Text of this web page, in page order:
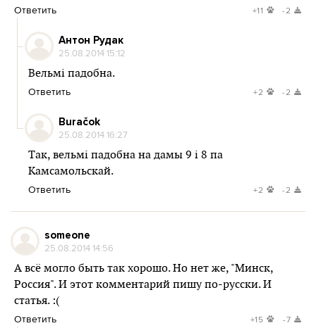
Ответить +11 -2
Антон Рудак
25.08.2014 15:12
Вельмі падобна.
Ответить +2 -2
Buračok
25.08.2014 16:27
Так, вельмі падобна на дамы 9 і 8 па
Камсамольскай.
Ответить +2 -2
someone
25.08.2014 14:56
А всё могло быть так хорошо. Но нет же, "Минск,
Россия". И этот комментарий пишу по-русски. И
статья. :(
Ответить +15 -7